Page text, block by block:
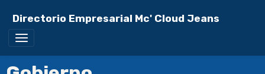
Directorio Empresarial Mc' Cloud Jeans